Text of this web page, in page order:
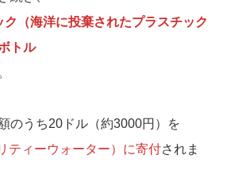
（海洋に投棄されたプラスチック
トル
のうち20ドル（約3000円）を
ティーウォーター）に寄付されま